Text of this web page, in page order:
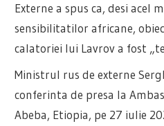
Externe a spus ca, desi acel
sensibilitatilor africane,
calatoriei lui Lavrov a fost
Ministrul rus de externe
conferinta de presa la
Abeba, Etiopia, pe 27 iulie